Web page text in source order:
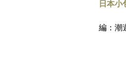
日本
編：潮